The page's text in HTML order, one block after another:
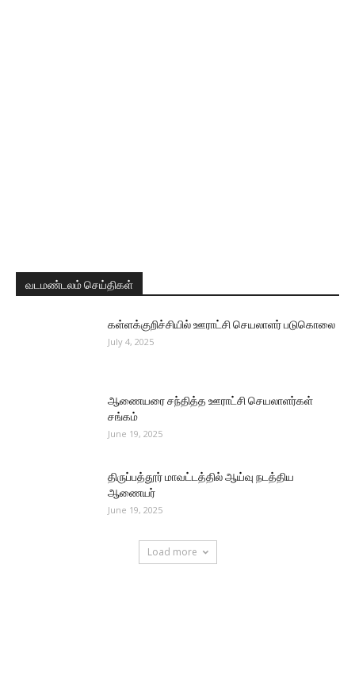
வடமண்டலம் செய்திகள்
கள்ளக்குறிச்சியில் ஊராட்சி செயலாளர் படுகொலை
July 4, 2025
ஆணையரை சந்தித்த ஊராட்சி செயலாளர்கள்
சங்கம்
June 19, 2025
திருப்பத்தூர் மாவட்டத்தில் ஆய்வு நடத்திய
ஆணையர்
June 19, 2025
Load more